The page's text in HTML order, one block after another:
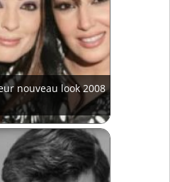
nouveau look 2008